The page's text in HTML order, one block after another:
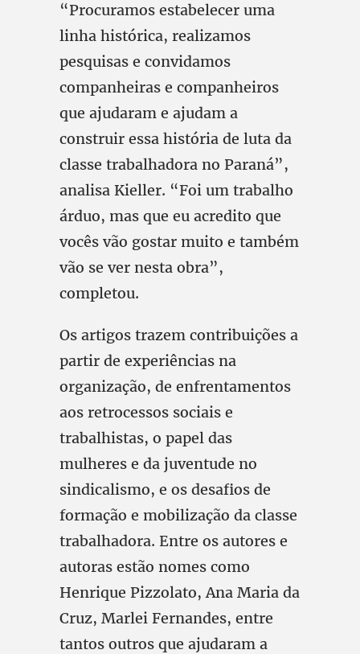
“Procuramos estabelecer uma
linha histórica, realizamos
pesquisas e convidamos
companheiras e companheiros
que ajudaram e ajudam a
construir essa história de luta da
classe trabalhadora no Paraná”,
analisa Kieller. “Foi um trabalho
árduo, mas que eu acredito que
vocês vão gostar muito e também
vão se ver nesta obra”,
completou.
Os artigos trazem contribuições a
partir de experiências na
organização, de enfrentamentos
aos retrocessos sociais e
trabalhistas, o papel das
mulheres e da juventude no
sindicalismo, e os desafios de
formação e mobilização da classe
trabalhadora. Entre os autores e
autoras estão nomes como
Henrique Pizzolato, Ana Maria da
Cruz, Marlei Fernandes, entre
tantos outros que ajudaram a